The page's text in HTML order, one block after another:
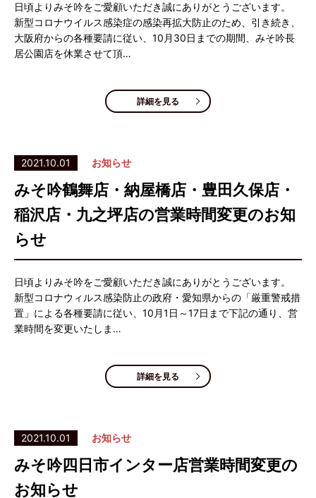
日頃よりみそ吟をご愛顧いただき誠にありがとうございます。
新型コロナウイルス感染症の感染再拡大防止のため、引き続き、
大阪府からの各種要請に従い、10月30日までの期間、みそ吟長
居公園店を休業させて頂…
詳細を見る
2021.10.01 お知らせ
みそ吟鶴舞店・納屋橋店・豊田久保店・
稲沢店・九之坪店の営業時間変更のお知
らせ
日頃よりみそ吟をご愛顧いただき誠にありがとうございます。
新型コロナウィルス感染防止の政府・愛知県からの「厳重警戒措
置」による各種要請に従い、10月1日～17日まで下記の通り、営
業時間を変更いたしま…
詳細を見る
2021.10.01 お知らせ
みそ吟四日市インター店営業時間変更の
お知らせ